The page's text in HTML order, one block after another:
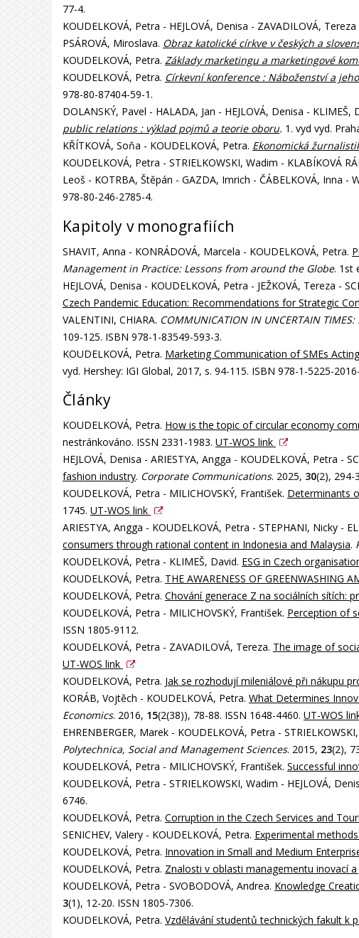
77-4.
KOUDELKOVÁ, Petra - HEJLOVÁ, Denisa - ZAVADILOVÁ,
PSÁROVÁ, Miroslava. Obraz katolické církve v českých a
KOUDELKOVÁ, Petra. Základy marketingu a marketingové
KOUDELKOVÁ, Petra. Církevní konference : Náboženství a
978-80-87404-59-1.
DOLANSKÝ, Pavel - HALADA, Jan - HEJLOVÁ, Denisa -
public relations : výklad pojmů a teorie oboru. 1. vyd vyd.
KŘÍTKOVÁ, Soňa - KOUDELKOVÁ, Petra. Ekonomická
KOUDELKOVÁ, Petra - STRIELKOWSKI, Wadim - KLABÍKOVÁ
Leoš - KOTRBA, Štěpán - GAZDA, Imrich - ČÁBELKOVÁ, Inna -
978-80-246-2785-4.
Kapitoly v monografiích
SHAVIT, Anna - KONRÁDOVÁ, Marcela - KOUDELKOVÁ, Petra.
Management in Practice: Lessons from around the Globe. 1st
HEJLOVÁ, Denisa - KOUDELKOVÁ, Petra - JEŽKOVÁ, Tereza -
Czech Pandemic Education: Recommendations for Strategic
VALENTINI, CHIARA. COMMUNICATION IN UNCERTAIN TIMES:
109-125. ISBN 978-1-83549-593-3.
KOUDELKOVÁ, Petra. Marketing Communication of SMEs
vyd. Hershey: IGI Global, 2017, s. 94-115. ISBN 978-1-5225-
Články
KOUDELKOVÁ, Petra. How is the topic of circular economy
nestránkováno. ISSN 2331-1983. UT-WOS link
HEJLOVÁ, Denisa - ARIESTYA, Angga - KOUDELKOVÁ, Petra -
fashion industry. Corporate Communications. 2025, 30(2), 294-
KOUDELKOVÁ, Petra - MILICHOVSKÝ, František. Determinants
1745. UT-WOS link
ARIESTYA, Angga - KOUDELKOVÁ, Petra - STEPHANI, Nicky -
consumers through rational content in Indonesia and Malaysia.
KOUDELKOVÁ, Petra - KLIMEŠ, David. ESG in Czech
KOUDELKOVÁ, Petra. THE AWARENESS OF GREENWASHING
KOUDELKOVÁ, Petra. Chování generace Z na sociálních sítích:
KOUDELKOVÁ, Petra - MILICHOVSKÝ, František. Perception of
ISSN 1805-9112.
KOUDELKOVÁ, Petra - ZAVADILOVÁ, Tereza. The image of
UT-WOS link
KOUDELKOVÁ, Petra. Jak se rozhodují mileniálové při nákupu
KORÁB, Vojtěch - KOUDELKOVÁ, Petra. What Determines
Economics. 2016, 15(2(38)), 78-88. ISSN 1648-4460. UT-WOS
EHRENBERGER, Marek - KOUDELKOVÁ, Petra -
Polytechnica, Social and Management Sciences. 2015, 23(2),
KOUDELKOVÁ, Petra - MILICHOVSKÝ, František. Successful
KOUDELKOVÁ, Petra - STRIELKOWSKI, Wadim - HEJLOVÁ,
6746.
KOUDELKOVÁ, Petra. Corruption in the Czech Services and
SENICHEV, Valery - KOUDELKOVÁ, Petra. Experimental
KOUDELKOVÁ, Petra. Innovation in Small and Medium
KOUDELKOVÁ, Petra. Znalosti v oblasti managementu inovací
KOUDELKOVÁ, Petra - SVOBODOVÁ, Andrea. Knowledge
3(1), 12-20. ISSN 1805-7306.
KOUDELKOVÁ, Petra. Vzdělávání studentů technických fakult k